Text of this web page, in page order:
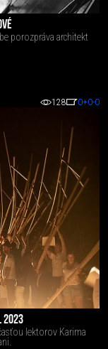
porozpráva architekt
128 0+0-0
2023
lektorov Karima